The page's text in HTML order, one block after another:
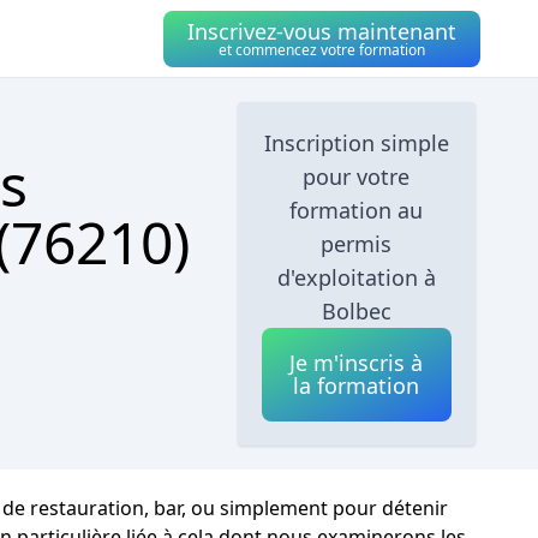
Inscrivez-vous maintenant
et commencez votre formation
Inscription simple
pour votre
formation au
permis
d'exploitation à
Bolbec
Je m'inscris à
la formation
restauration, bar, ou simplement pour détenir